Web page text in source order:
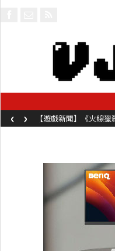
【遊戲新聞】《火線
容同時系舊作限時超平
‹ ›